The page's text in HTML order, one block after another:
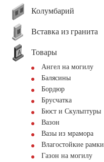
Колумбарий
Вставка из гранита
Товары
Ангел на могилу
Балясины
Бордюр
Брусчатка
Бюст и Скульптуры
Вазон
Вазы из мрамора
Влагостойкие рамки
Газон на могилу